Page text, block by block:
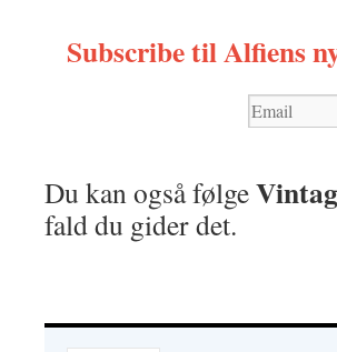
Subscribe til Alfiens
Du kan også følge
fald du gider det.